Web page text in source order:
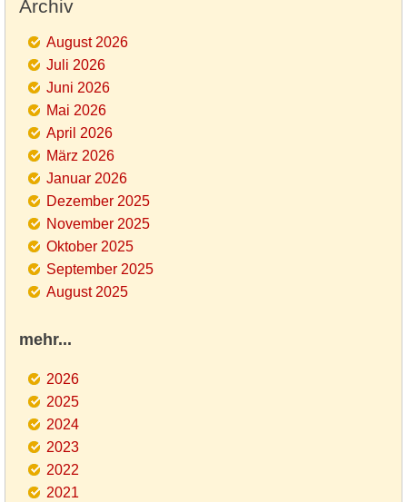
Archiv
August 2026
Juli 2026
Juni 2026
Mai 2026
April 2026
März 2026
Januar 2026
Dezember 2025
November 2025
Oktober 2025
September 2025
August 2025
mehr...
2026
2025
2024
2023
2022
2021